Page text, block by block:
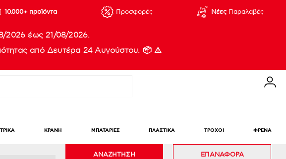
10.000+ προϊόντα Προσφορές ΝέεςΠαραλαβές
2026 έως 21/08/2026.
από Δευτέρα 24 Αυγούστου. 📦 ⚠️
ΚΡΑΝΗ ΜΠΑΤΑΡΙΕΣ ΠΛΑΣΤΙΚΑ ΤΡΟΧΟΙ ΦΡΕΝΑ
ΑΝΑΖΗΤΗΣΗ ΕΠΑΝΑΦΟΡΑ